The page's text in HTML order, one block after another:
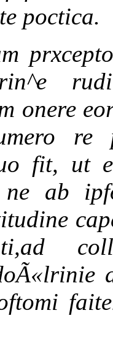
poctica.
onere
re
fit, ut
ab